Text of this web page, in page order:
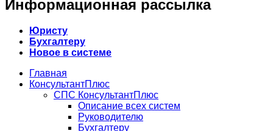
Информационная рассылка
Юристу
Бухгалтеру
Новое в системе
Главная
КонсультантПлюс
СПС КонсультантПлюс
Описание всех систем
Руководителю
Бухгалтеру